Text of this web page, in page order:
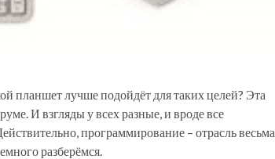
планшет лучше подойдёт для таких целей? Эта
И взгляды у всех разные, и вроде все
программирование – отрасль весьма
разберёмся.